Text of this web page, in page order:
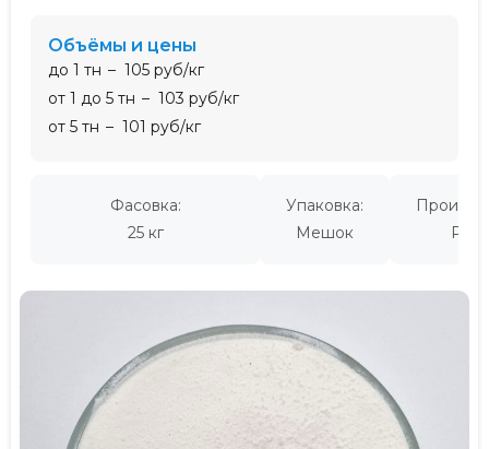
Фасовка:
25 кг
Упаковка:
Мешок
Объёмы и цены
до 1 тн
105 руб/кг
от 1 до 5 тн
103 руб/кг
от 5 тн
101 руб/кг